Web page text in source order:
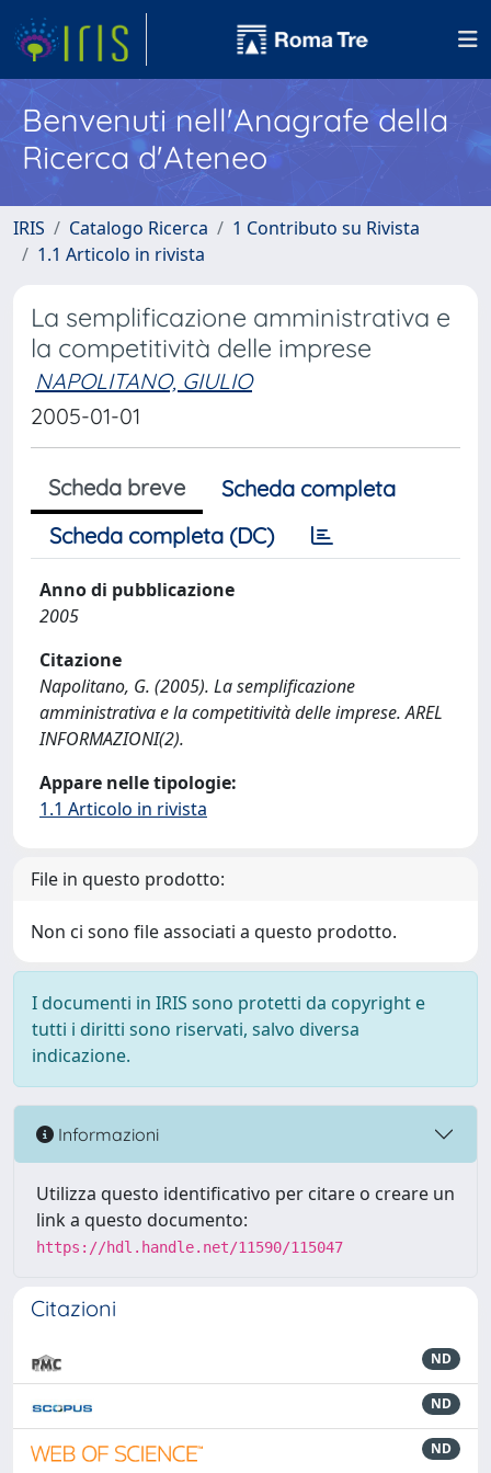
Benvenuti nell'Anagrafe della
Ricerca d'Ateneo
IRIS Catalogo Ricerca
1 Contributo su Rivista
1.1 Articolo in rivista
La semplificazione amministrativa e
la competitività delle imprese
NAPOLITANO, GIULIO
2005-01-01
Scheda breve
Scheda completa
Scheda completa (DC)
Anno di pubblicazione
2005
Citazione
Napolitano, G. (2005). La semplificazione
amministrativa e la competitività delle imprese. AREL
INFORMAZIONI(2).
Appare nelle tipologie:
1.1 Articolo in rivista
File in questo prodotto:
Non ci sono file associati a questo prodotto.
I documenti in IRIS sono protetti da copyright e
tutti i diritti sono riservati, salvo diversa
indicazione.
Informazioni
Utilizza questo identificativo per citare o creare un
link a questo documento:
https://hdl.handle.net/11590/115047
Citazioni
ND
ND
ND